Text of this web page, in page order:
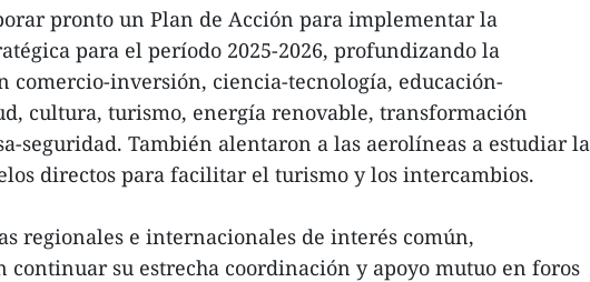
pronto un Plan de Acción para implementar la
para el período 2025-2026, profundizando la
comercio-inversión, ciencia-tecnología, educación-
cultura, turismo, energía renovable, transformación
seguridad. También alentaron a las aerolíneas a estudiar la
directos para facilitar el turismo y los intercambios.
regionales e internacionales de interés común,
continuar su estrecha coordinación y apoyo mutuo en foros